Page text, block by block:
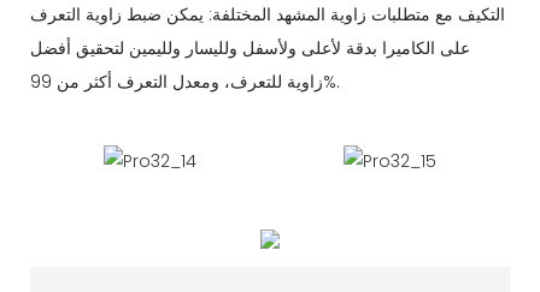
التكيف مع متطلبات زاوية المشهد المختلفة: يمكن ضبط زاوية التعرف
على الكاميرا بدقة لأعلى ولأسفل ولليسار ولليمين لتحقيق أفضل
زاوية للتعرف، ومعدل التعرف أكثر من 99%.